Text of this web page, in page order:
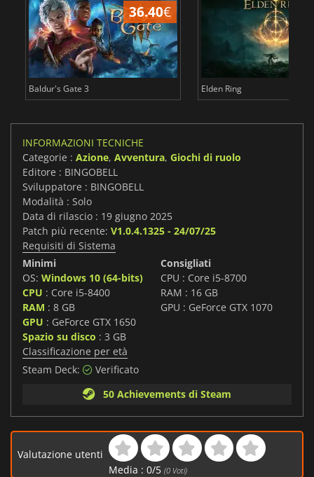
36.40€
Baldur's Gate 3 Elden Ring
INFORMAZIONI TECNICHE
Categorie : Azione, Avventura, Giochi di ruolo
Editore : BINGOBELL
Sviluppatore : BINGOBELL
Modalità : Solo
Data di rilascio : 19 giugno 2025
Patch più recente: V1.0.4.1325 - 24/07/25
Requisiti di Sistema
Minimi
OS: Windows 10 (64-bits)
CPU : Core i5-8400
RAM : 8 GB
GPU : GeForce GTX 1650
Spazio su disco : 3 GB
Consigliati
CPU : Core i5-8700
RAM : 16 GB
GPU : GeForce GTX 1070
Classificazione per età
Steam Deck:
Verificato
50 Achievements di Steam
Valutazione utenti
Media : 0/5 (0Voti)